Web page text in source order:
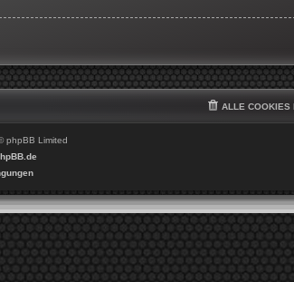
ALLE COOKIES
phpBB Limited